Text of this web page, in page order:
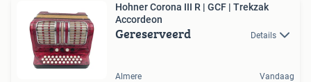
Hohner Corona III R | GCF | Trekzak
Accordeon
Gereserveerd Details
Almere Vandaag